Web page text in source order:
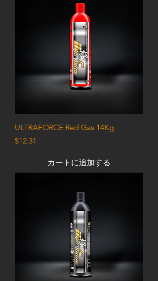
ULTRAFORCE Red Gas 14Kg
価格
$12.31
カートに追加する